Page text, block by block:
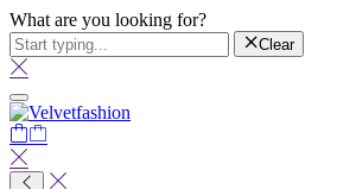
What are you looking for?
Clear